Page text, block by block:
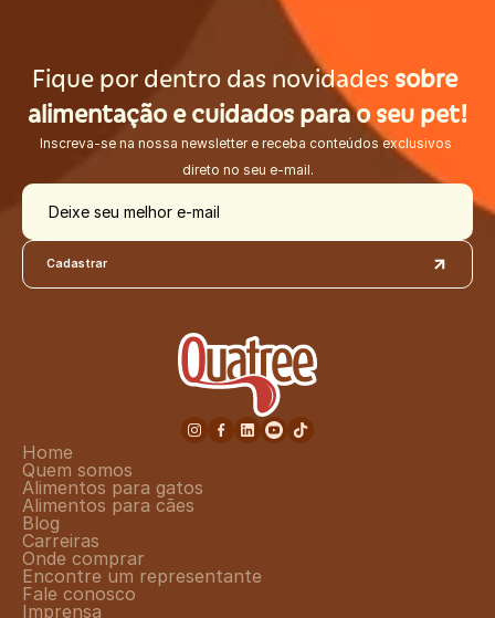
Fique por dentro das novidades sobre
alimentação e cuidados para o seu pet!
Inscreva-se na nossa newsletter e receba conteúdos exclusivos
direto no seu e-mail.
Deixe seu melhor e-mail
Cadastrar
Home
Quem somos
Alimentos para gatos
Alimentos para cães
Blog
Carreiras
Onde comprar
Encontre um representante
Fale conosco
Imprensa